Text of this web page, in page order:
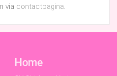
via contactpagina.
Home